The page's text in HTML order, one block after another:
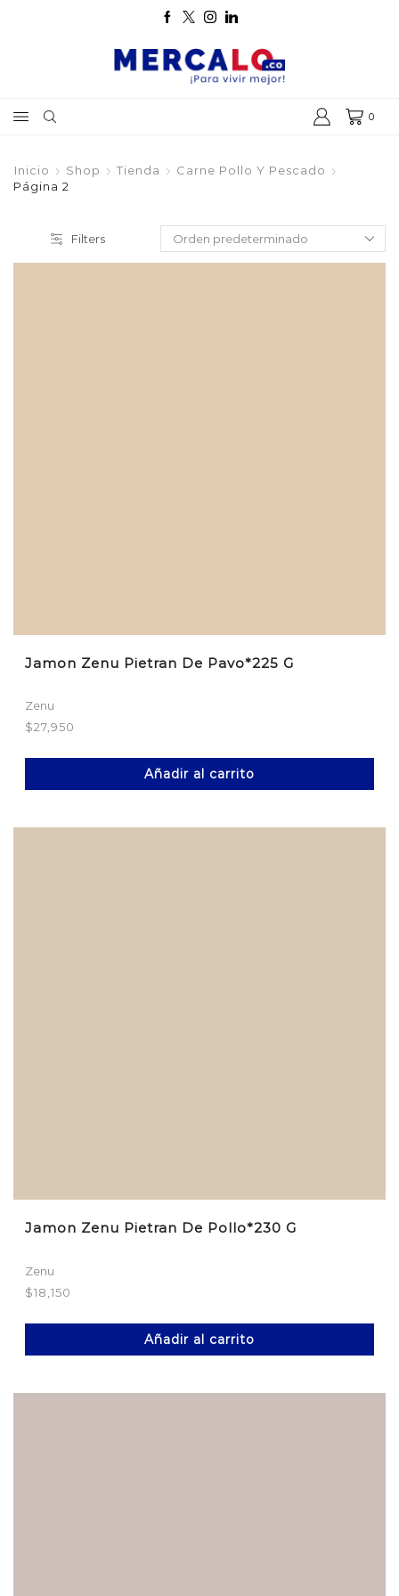
0
Inicio Shop Tienda
Carne Pollo Y Pescado
Página 2
Filters
Jamon Zenu Pietran De Pavo*225 G
Zenu
$27,950
Añadir al carrito
Jamon Zenu Pietran De Pollo*230 G
Zenu
$18,150
Añadir al carrito